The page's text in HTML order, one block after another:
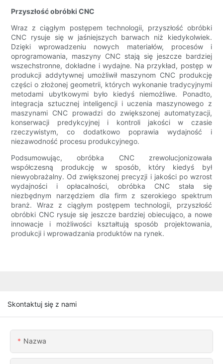
Przyszłość obróbki CNC
Wraz z ciągłym postępem technologii, przyszłość obróbki
CNC rysuje się w jaśniejszych barwach niż kiedykolwiek.
Dzięki wprowadzeniu nowych materiałów, procesów i
oprogramowania, maszyny CNC stają się jeszcze bardziej
wszechstronne, dokładne i wydajne. Na przykład, postęp w
produkcji addytywnej umożliwił maszynom CNC produkcję
części o złożonej geometrii, których wykonanie tradycyjnymi
metodami ubytkowymi było kiedyś niemożliwe. Ponadto,
integracja sztucznej inteligencji i uczenia maszynowego z
maszynami CNC prowadzi do zwiększonej automatyzacji,
konserwacji predykcyjnej i kontroli jakości w czasie
rzeczywistym, co dodatkowo poprawia wydajność i
niezawodność procesu produkcyjnego.
Podsumowując, obróbka CNC zrewolucjonizowała
współczesną produkcję w sposób, który kiedyś był
niewyobrażalny. Od zwiększonej precyzji i jakości po wzrost
wydajności i opłacalności, obróbka CNC stała się
niezbędnym narzędziem dla firm z szerokiego spektrum
branż. Wraz z ciągłym postępem technologii, przyszłość
obróbki CNC rysuje się jeszcze bardziej obiecująco, a nowe
innowacje i możliwości kształtują sposób projektowania,
produkcji i wprowadzania produktów na rynek.
Skontaktuj się z nami
Nazwa